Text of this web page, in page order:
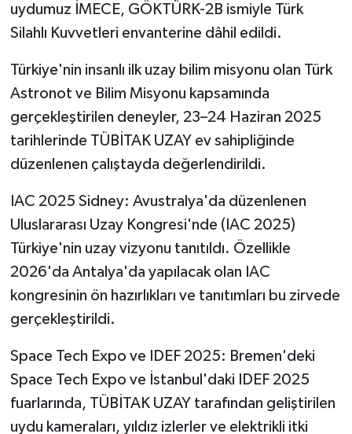
uydumuz İMECE, GÖKTÜRK-2B ismiyle Türk
Silahlı Kuvvetleri envanterine dâhil edildi.
Türkiye'nin insanlı ilk uzay bilim misyonu olan Türk
Astronot ve Bilim Misyonu kapsamında
gerçekleştirilen deneyler, 23–24 Haziran 2025
tarihlerinde TÜBİTAK UZAY ev sahipliğinde
düzenlenen çalıştayda değerlendirildi.
IAC 2025 Sidney: Avustralya'da düzenlenen
Uluslararası Uzay Kongresi'nde (IAC 2025)
Türkiye'nin uzay vizyonu tanıtıldı. Özellikle
2026'da Antalya'da yapılacak olan IAC
kongresinin ön hazırlıkları ve tanıtımları bu zirvede
gerçekleştirildi.
​Space Tech Expo ve IDEF 2025: Bremen'deki
Space Tech Expo ve İstanbul'daki IDEF 2025
fuarlarında, TÜBİTAK UZAY tarafından geliştirilen
uydu kameraları, yıldız izlerler ve elektrikli itki